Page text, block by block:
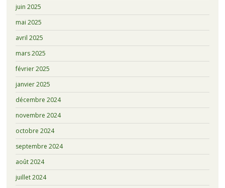
juin 2025
mai 2025
avril 2025
mars 2025
février 2025
janvier 2025
décembre 2024
novembre 2024
octobre 2024
septembre 2024
août 2024
juillet 2024